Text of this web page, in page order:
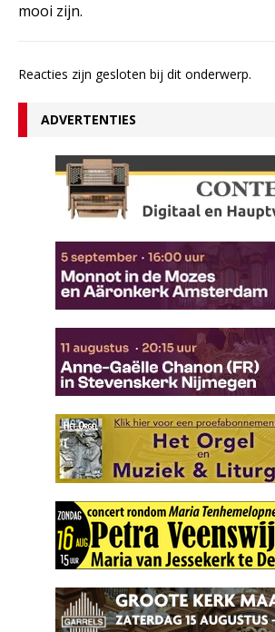
mooi zijn.
Reacties zijn gesloten bij dit onderwerp.
ADVERTENTIES